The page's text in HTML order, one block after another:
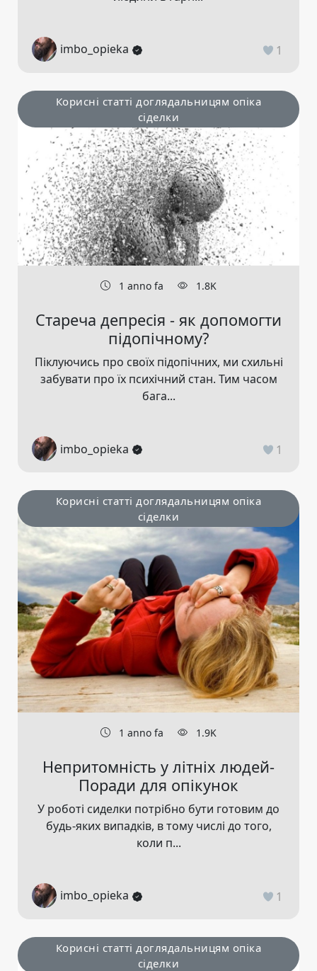
imbo_opieka 1
Корисні статті доглядальницям опіка
сіделки
1 anno fa 1.8K
Стареча депресія - як допомогти
підопічному?
Піклуючись про своїх підопічних, ми схильні
забувати про їх психічний стан. Тим часом
бага...
imbo_opieka 1
Корисні статті доглядальницям опіка
сіделки
1 anno fa 1.9K
Непритомність у літніх людей-
Поради для опікунок
У роботі сиделки потрібно бути готовим до
будь-яких випадків, в тому числі до того,
коли п...
imbo_opieka 1
Корисні статті доглядальницям опіка
сіделки